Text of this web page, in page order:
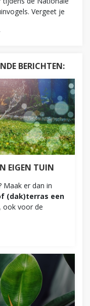
Vergeet je
BERICHTEN:
EIGEN TUIN
Maak er dan in
(dak)terras een
, ook voor de